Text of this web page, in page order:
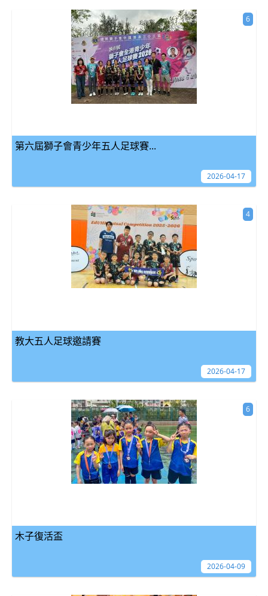
第六屆獅子會青少年五人足球賽...
6
2026-04-17
教大五人足球邀請賽
4
2026-04-17
木子復活盃
6
2026-04-09